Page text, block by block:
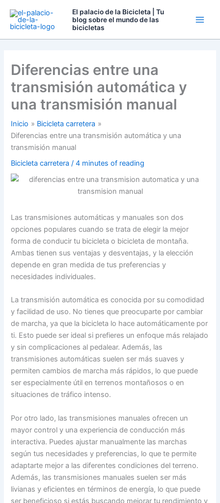
contenido
El palacio de la Bicicleta | Tu
blog sobre el mundo de las
bicicletas
Diferencias entre una
transmisión automática y
una transmisión manual
Inicio
Bicicleta carretera
Diferencias entre una transmisión automática y una
transmisión manual
Bicicleta carretera /4 minutes of reading
Las transmisiones automáticas y manuales son dos
opciones populares cuando se trata de elegir la mejor
forma de conducir tu bicicleta o bicicleta de montaña.
Ambas tienen sus ventajas y desventajas, y la elección
depende en gran medida de tus preferencias y
necesidades individuales.
La transmisión automática es conocida por su comodidad
y facilidad de uso. No tienes que preocuparte por cambiar
de marcha, ya que la bicicleta lo hace automáticamente por
ti. Esto puede ser ideal si prefieres un enfoque más relajado
y sin complicaciones al pedalear. Además, las
transmisiones automáticas suelen ser más suaves y
permiten cambios de marcha más rápidos, lo que puede
ser especialmente útil en terrenos montañosos o en
situaciones de tráfico intenso.
Por otro lado, las transmisiones manuales ofrecen un
mayor control y una experiencia de conducción más
interactiva. Puedes ajustar manualmente las marchas
según tus necesidades y preferencias, lo que te permite
adaptarte mejor a las diferentes condiciones del terreno.
Además, las transmisiones manuales suelen ser más
livianas y eficientes en términos de energía, lo que puede
ser beneficioso si estás buscando mejorar tu rendimiento y